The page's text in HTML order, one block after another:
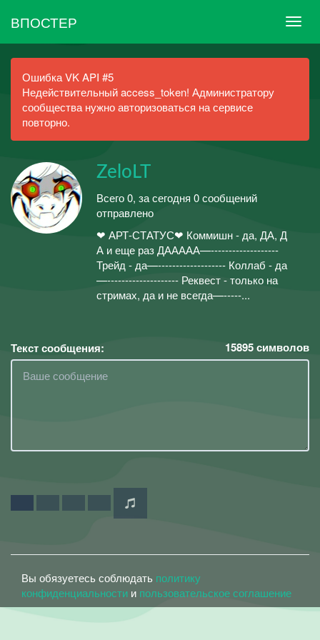
ВПОСТЕР
Ошибка VK API #5
Недействительный access_token! Администратору
сообщества нужно авторизоваться на сервисе
повторно.
ZeloLT
Всего 0, за сегодня 0 сообщений
отправлено
❤ АРТ-СТАТУС❤ Коммишн - да, ДА, Д
А и еще раз ДААААА—-------------------
Трейд - да—------------------- Коллаб - да
—-------------------- Реквест - только на
стримах, да и не всегда—-----...
Текст сообщения: 15895символов
Вы обязуетесь соблюдать политику
конфиденциальности и пользовательское соглашение